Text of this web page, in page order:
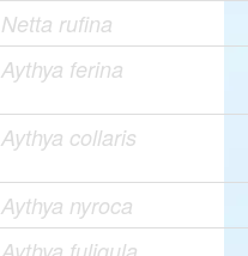
Netta rufina
Aythya ferina
Aythya collaris
Aythya nyroca